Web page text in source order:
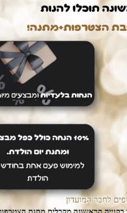
דואגים לבטחון שלכם
רכישה בטוחה
הזמנות מאובטח ונגיש אשר
לכם זמן יקר בהזמנת המוצרים.